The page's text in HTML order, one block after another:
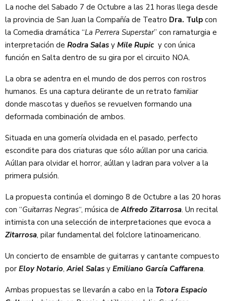
La noche del Sabado 7 de Octubre a las 21 horas llega desde
la provincia de San Juan la Compañía de Teatro Dra. Tulp con
la Comedia dramática “La Perrera Superstar” con ramaturgia e
interpretación de Rodra Salas y Mile Rupic y con única
función en Salta dentro de su gira por el circuito NOA.
La obra se adentra en el mundo de dos perros con rostros
humanos. Es una captura delirante de un retrato familiar
donde mascotas y dueños se revuelven formando una
deformada combinación de ambos.
Situada en una gomería olvidada en el pasado, perfecto
escondite para dos criaturas que sólo aúllan por una caricia.
Aúllan para olvidar el horror, aúllan y ladran para volver a la
primera pulsión.
La propuesta continúa el domingo 8 de Octubre a las 20 horas
con “Guitarras Negras“, música deAlfredo Zitarrosa. Un recital
intimista con una selección de interpretaciones que evoca a
Zitarrosa, pilar fundamental del folclore latinoamericano.
Un concierto de ensamble de guitarras y cantante compuesto
por Eloy Notario,Ariel Salas y Emiliano García Caffarena.
Ambas propuestas se llevarán a cabo en la Totora Espacio